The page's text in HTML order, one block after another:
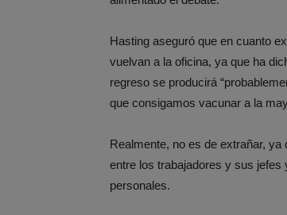
Hasting aseguró que en cuanto
vuelvan a la oficina, ya que ha
regreso se producirá
que consigamos vacunar a la
Realmente, no es de extrañar,
entre los trabajadores y sus jefes
personales.